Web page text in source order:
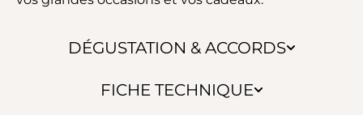
DÉGUSTATION & ACCORDS
FICHE TECHNIQUE